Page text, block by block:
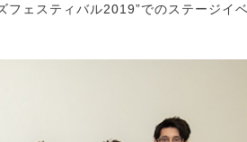
ェスティバル2019”でのステージイベ